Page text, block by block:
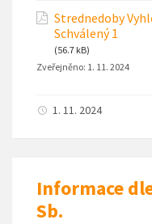
Strednedoby
Schválený 1
(56.7 kB)
Zveřejněno: 1. 11. 2024
1. 11. 2024
Informace
Sb.